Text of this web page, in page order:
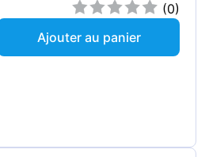
(0)
Ajouter au panier